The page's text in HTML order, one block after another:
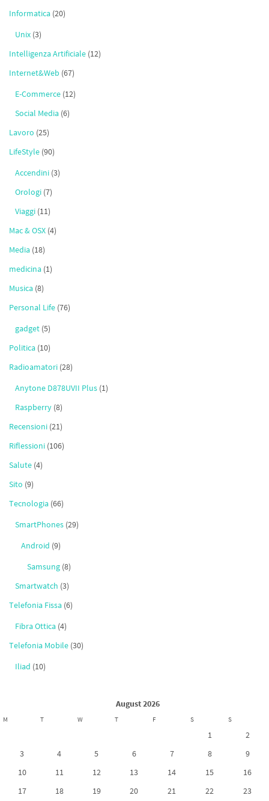
Informatica (20)
Unix (3)
Intelligenza Artificiale (12)
Internet&Web (67)
E-Commerce (12)
Social Media (6)
Lavoro (25)
LifeStyle (90)
Accendini (3)
Orologi (7)
Viaggi (11)
Mac & OSX (4)
Media (18)
medicina (1)
Musica (8)
Personal Life (76)
gadget (5)
Politica (10)
Radioamatori (28)
Anytone D878UVII Plus (1)
Raspberry (8)
Recensioni (21)
Riflessioni (106)
Salute (4)
Sito (9)
Tecnologia (66)
SmartPhones (29)
Android (9)
Samsung (8)
Smartwatch (3)
Telefonia Fissa (6)
Fibra Ottica (4)
Telefonia Mobile (30)
Iliad (10)
August 2026
M T W T F S S
1
2
3
4 5 6 7 8
9
10
11 12 13 14 15
16
17
18 19 20 21 22 23